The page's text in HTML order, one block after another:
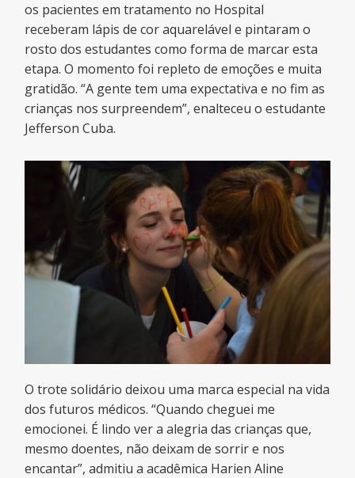
os pacientes em tratamento no Hospital
receberam lápis de cor aquarelável e pintaram o
rosto dos estudantes como forma de marcar esta
etapa. O momento foi repleto de emoções e muita
gratidão. “A gente tem uma expectativa e no fim as
crianças nos surpreendem”, enalteceu o estudante
Jefferson Cuba.
O trote solidário deixou uma marca especial na vida
dos futuros médicos. “Quando cheguei me
emocionei. É lindo ver a alegria das crianças que,
mesmo doentes, não deixam de sorrir e nos
encantar”, admitiu a acadêmica Harien Aline